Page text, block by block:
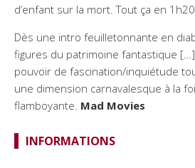
d’enfant sur la mort. Tout ça en 1h20.
Dès une intro feuilletonnante en
figures du patrimoine fantastique
pouvoir de fascination/inquiétude
une dimension carnavalesque à la
flamboyante. Mad Movies
INFORMATIONS